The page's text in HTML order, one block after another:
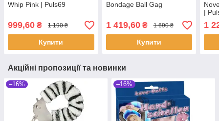
Whip Pink | Puls69
999,60 ₴ 1 190 ₴
Купити
Bondage Ball Gag
1 419,60₴ 1 690 ₴
Купити
|
1
Акційні пропозиції та новинки
–16% –16%